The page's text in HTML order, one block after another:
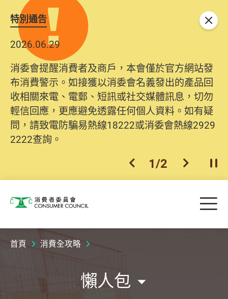
特別通告
2026.06.29
消委會提醒消費者及商戶，本會僅於官方網站發
布消費警示。如接獲以消委會名義發出的產品回
收相關來電、電郵、短訊或社交媒體訊息，切勿
輕信回應，更應避免透露任何個人資料。如有疑
問，請致電防騙易熱線18222或消委會熱線2929
2222查詢。
上一個
1/2 下一個開
關閉
消費者委員會 目
首頁 消費全攻略
懶人包